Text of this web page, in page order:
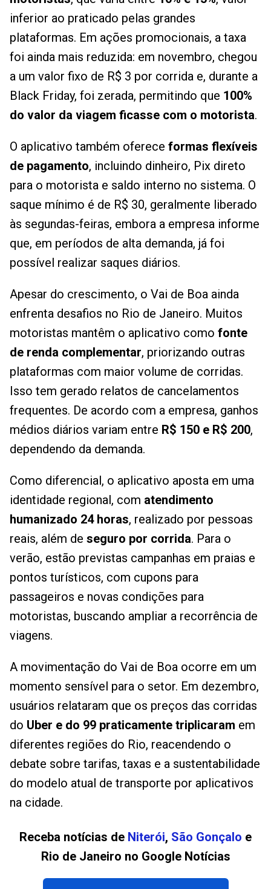
inferior ao praticado pelas grandes
plataformas. Em ações promocionais, a taxa
foi ainda mais reduzida: em novembro, chegou
a um valor fixo de R$ 3 por corrida e, durante a
Black Friday, foi zerada, permitindo que 100%
do valor da viagem ficasse com o motorista.
O aplicativo também oferece formas flexíveis
de pagamento, incluindo dinheiro, Pix direto
para o motorista e saldo interno no sistema. O
saque mínimo é de R$ 30, geralmente liberado
às segundas-feiras, embora a empresa informe
que, em períodos de alta demanda, já foi
possível realizar saques diários.
Apesar do crescimento, o Vai de Boa ainda
enfrenta desafios no Rio de Janeiro. Muitos
motoristas mantêm o aplicativo como fonte
de renda complementar, priorizando outras
plataformas com maior volume de corridas.
Isso tem gerado relatos de cancelamentos
frequentes. De acordo com a empresa, ganhos
médios diários variam entre R$ 150 e R$ 200,
dependendo da demanda.
Como diferencial, o aplicativo aposta em uma
identidade regional, com atendimento
humanizado 24 horas, realizado por pessoas
reais, além de seguro por corrida. Para o
verão, estão previstas campanhas em praias e
pontos turísticos, com cupons para
passageiros e novas condições para
motoristas, buscando ampliar a recorrência de
viagens.
A movimentação do Vai de Boa ocorre em um
momento sensível para o setor. Em dezembro,
usuários relataram que os preços das corridas
do Uber e do 99 praticamente triplicaram em
diferentes regiões do Rio, reacendendo o
debate sobre tarifas, taxas e a sustentabilidade
do modelo atual de transporte por aplicativos
na cidade.
Receba notícias de Niterói, São Gonçalo e
Rio de Janeiro no Google Notícias